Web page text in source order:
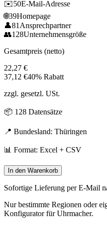
✉️50E-Mail-Adresse
🌐39Homepage
👤81 Ansprechpartner
👥128Unternehmensgröße
Gesamtpreis (netto)
22,27 €
37,12 €40% Rabatt
zzgl. gesetzl. USt.
📦 128 Datensätze
📍 Bundesland: Thüringen
📊 Format: Excel + CSV
In den Warenkorb
Sofortige Lieferung per E-Mail
Nur bestimmte Regionen oder
Konfigurator fürUhrmacher.